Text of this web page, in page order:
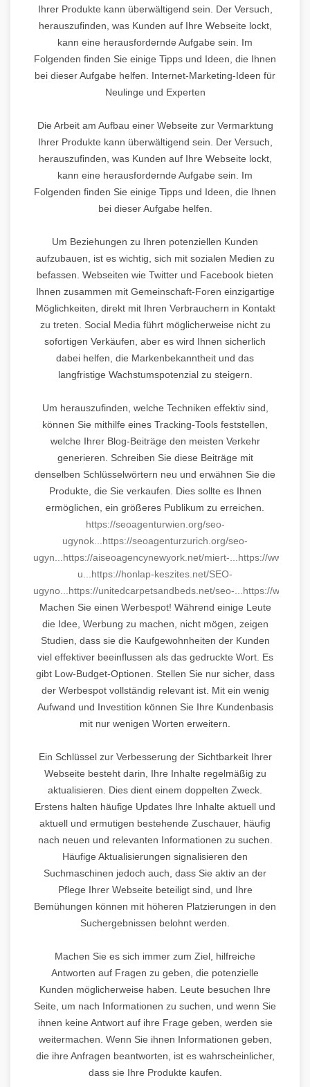
Ihrer Produkte kann überwältigend sein. Der Versuch,
herauszufinden, was Kunden auf Ihre Webseite lockt,
kann eine herausfordernde Aufgabe sein. Im
Folgenden finden Sie einige Tipps und Ideen, die Ihnen
bei dieser Aufgabe helfen. Internet-Marketing-Ideen für
Neulinge und Experten
Die Arbeit am Aufbau einer Webseite zur Vermarktung
Ihrer Produkte kann überwältigend sein. Der Versuch,
herauszufinden, was Kunden auf Ihre Webseite lockt,
kann eine herausfordernde Aufgabe sein. Im
Folgenden finden Sie einige Tipps und Ideen, die Ihnen
bei dieser Aufgabe helfen.
Um Beziehungen zu Ihren potenziellen Kunden
aufzubauen, ist es wichtig, sich mit sozialen Medien zu
befassen. Webseiten wie Twitter und Facebook bieten
Ihnen zusammen mit Gemeinschaft-Foren einzigartige
Möglichkeiten, direkt mit Ihren Verbrauchern in Kontakt
zu treten. Social Media führt möglicherweise nicht zu
sofortigen Verkäufen, aber es wird Ihnen sicherlich
dabei helfen, die Markenbekanntheit und das
langfristige Wachstumspotenzial zu steigern.
Um herauszufinden, welche Techniken effektiv sind,
können Sie mithilfe eines Tracking-Tools feststellen,
welche Ihrer Blog-Beiträge den meisten Verkehr
generieren. Schreiben Sie diese Beiträge mit
denselben Schlüsselwörtern neu und erwähnen Sie die
Produkte, die Sie verkaufen. Dies sollte es Ihnen
ermöglichen, ein größeres Publikum zu erreichen.
https://seoagenturwien.org/seo-
ugynok... https://seoagenturzurich.org/seo-
ugyn... https://aiseoagencynewyork.net/miert-... https://
u... https://honlap-keszites.net/SEO-
ugyno... https://unitedcarpetsandbeds.net/seo-... https://
Machen Sie einen Werbespot! Während einige Leute
die Idee, Werbung zu machen, nicht mögen, zeigen
Studien, dass sie die Kaufgewohnheiten der Kunden
viel effektiver beeinflussen als das gedruckte Wort. Es
gibt Low-Budget-Optionen. Stellen Sie nur sicher, dass
der Werbespot vollständig relevant ist. Mit ein wenig
Aufwand und Investition können Sie Ihre Kundenbasis
mit nur wenigen Worten erweitern.
Ein Schlüssel zur Verbesserung der Sichtbarkeit Ihrer
Webseite besteht darin, Ihre Inhalte regelmäßig zu
aktualisieren. Dies dient einem doppelten Zweck.
Erstens halten häufige Updates Ihre Inhalte aktuell und
aktuell und ermutigen bestehende Zuschauer, häufig
nach neuen und relevanten Informationen zu suchen.
Häufige Aktualisierungen signalisieren den
Suchmaschinen jedoch auch, dass Sie aktiv an der
Pflege Ihrer Webseite beteiligt sind, und Ihre
Bemühungen können mit höheren Platzierungen in den
Suchergebnissen belohnt werden.
Machen Sie es sich immer zum Ziel, hilfreiche
Antworten auf Fragen zu geben, die potenzielle
Kunden möglicherweise haben. Leute besuchen Ihre
Seite, um nach Informationen zu suchen, und wenn Sie
ihnen keine Antwort auf ihre Frage geben, werden sie
weitermachen. Wenn Sie ihnen Informationen geben,
die ihre Anfragen beantworten, ist es wahrscheinlicher,
dass sie Ihre Produkte kaufen.